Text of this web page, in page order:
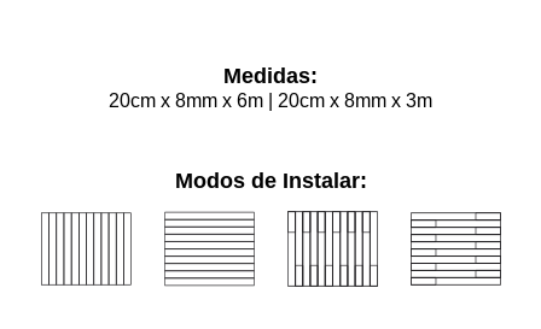
Medidas:
20cm x 8mm x 6m | 20cm x 8mm x 3m
Modos de Instalar: